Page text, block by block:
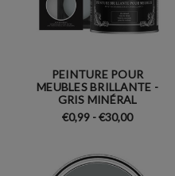
PEINTURE POUR
MEUBLES BRILLANTE -
GRIS MINÉRAL
€0,99 - €30,00